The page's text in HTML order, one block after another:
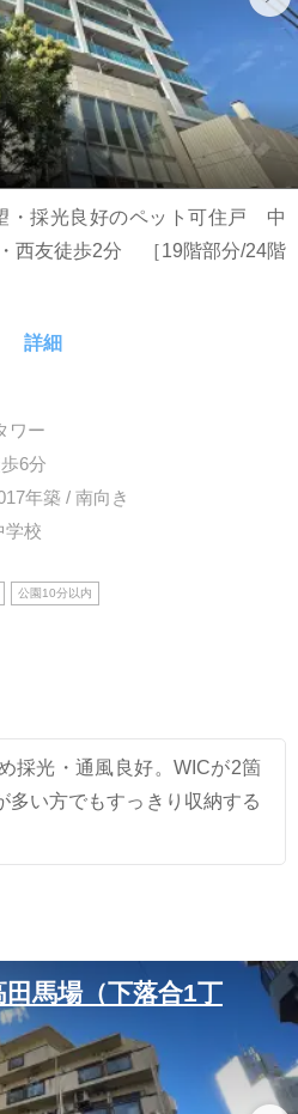
・採光良好のペット可住戸 中
西友徒歩2分 ［19階部分/24階
詳細
ワー
6分
年築 / 南向き
学校
公園10分以内
採光・通風良好。WICが2箇
多い方でもすっきり収納する
馬場（下落合1丁